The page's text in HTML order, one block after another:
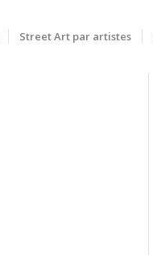
Street Art par artistes